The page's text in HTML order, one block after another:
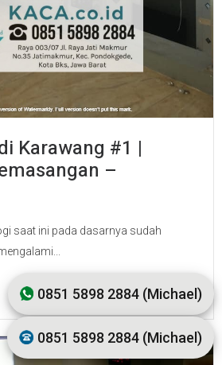
Karawang #1 |
–
saat ini pada dasarnya sudah
0851 5898 2884 (Michael)
0851 5898 2884 (Michael)